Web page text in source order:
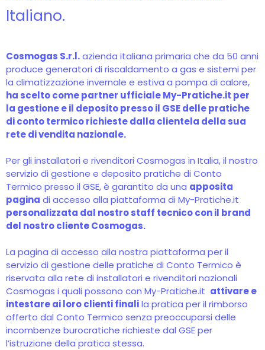
Italiano.
Cosmogas S.r.l.azienda italiana primaria che da 50 anni
produce generatori di riscaldamento a gas e sistemi per
la climatizzazione invernale e estiva a pompa di calore,
ha scelto come partner ufficiale My-Pratiche.it per
la gestione e il deposito presso il GSE delle pratiche
di conto termico richieste dalla clientela della sua
rete di vendita nazionale.
Per gli installatori e rivenditori Cosmogas in Italia, il nostro
servizio di gestione e deposito pratiche di Conto
Termico presso il GSE, è garantito da una apposita
pagina di accesso alla piattaforma di My-Pratiche.it
personalizzata dal nostro staff tecnico con il brand
del nostro cliente Cosmogas.
La pagina di accesso alla nostra piattaforma per il
servizio di gestione delle pratiche di Conto Termico è
riservata alla rete di installatori e rivenditori nazionali
Cosmogas i quali possono con My-Pratiche.it attivare e
intestare ai loro clienti finalila pratica per il rimborso
offerto dal Conto Termico senza preoccuparsi delle
incombenze burocratiche richieste dal GSE per
l’istruzione della pratica stessa.